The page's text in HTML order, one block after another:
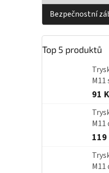
Bezpečnostní
Top 5 produktů
M11
91
M11